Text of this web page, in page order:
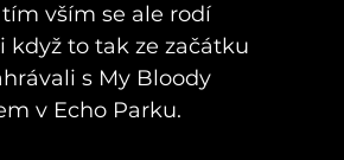
vším se ale rodí
když to tak ze začátku
s My Bloody
v Echo Parku.